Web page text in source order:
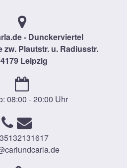
- Dunckerviertel
zw. Plautstr. u. Radiusstr.
Leipzig
08:00 - 20:00 Uhr